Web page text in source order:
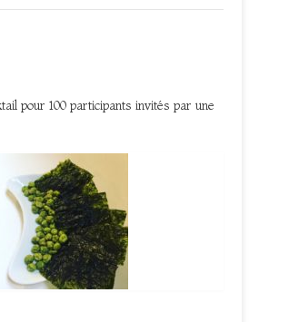
pour 100 participants invités par une